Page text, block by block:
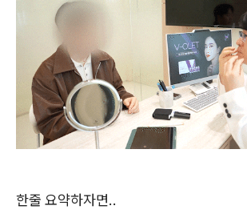
한줄 요약하자면..